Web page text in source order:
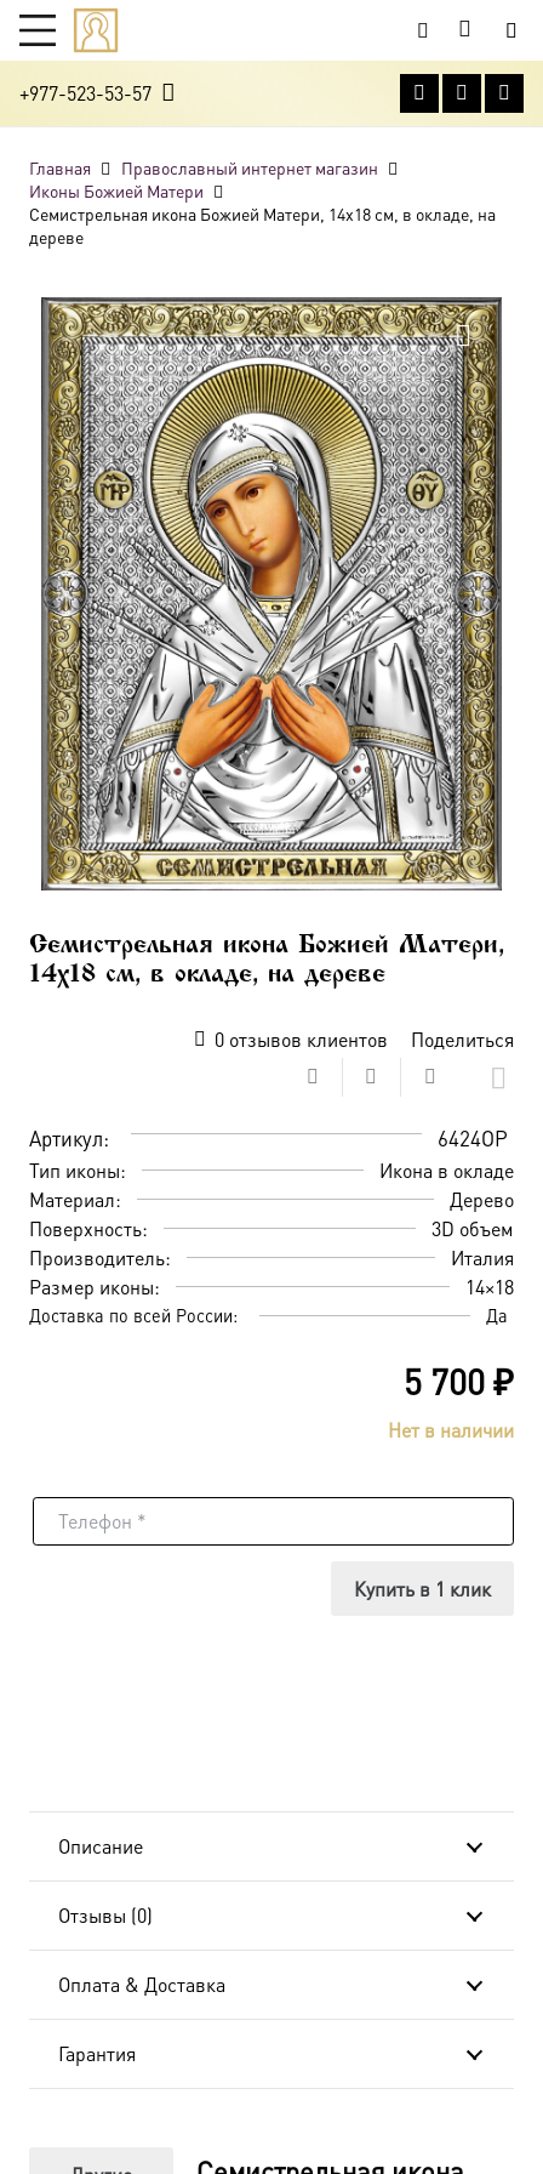
+977-523-53-57
Главная
Православный интернет магазин
Иконы Божией Матери
Семистрельная икона Божией Матери, 14х18 см, в окладе, на
дереве
Семистрельная икона Божией Матери,
14х18 см, в окладе, на дереве
0отзывов клиентов Поделиться
Артикул: 6424OP
Тип иконы:
Икона в окладе
Материал:
Дерево
Поверхность:
3D объем
Производитель:
Италия
Размер иконы:
14×18
Доставка по всей России: Да
5 700₽
Нет в наличии
Купить в 1 клик
Описание
Отзывы (0)
Оплата & Доставка
Гарантия